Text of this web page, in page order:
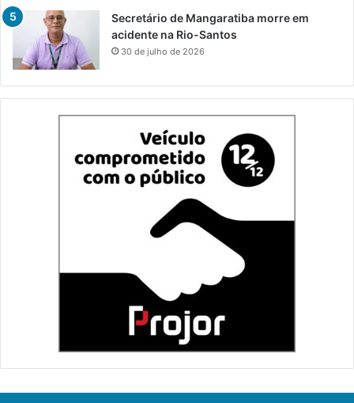
Secretário de Mangaratiba morre em
acidente na Rio-Santos
30 de julho de 2026